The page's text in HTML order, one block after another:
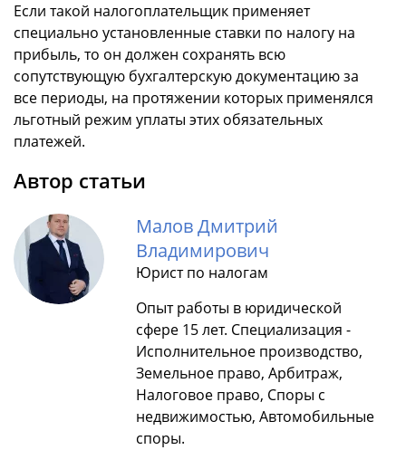
Если такой налогоплательщик применяет
специально установленные ставки по налогу на
прибыль, то он должен сохранять всю
сопутствующую бухгалтерскую документацию за
все периоды, на протяжении которых применялся
льготный режим уплаты этих обязательных
платежей.
Автор статьи
Малов Дмитрий
Владимирович
Юрист по налогам
Опыт работы в юридической
сфере 15 лет. Специализация -
Исполнительное производство,
Земельное право, Арбитраж,
Налоговое право, Споры с
недвижимостью, Автомобильные
споры.